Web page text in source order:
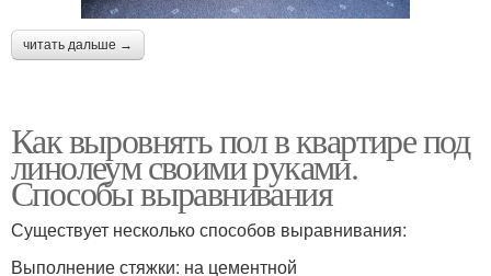
читать дальше →
Как выровнять пол в квартире под
линолеум своими руками.
Способы выравнивания
Существует несколько способов выравнивания:
Выполнение стяжки: на цементной